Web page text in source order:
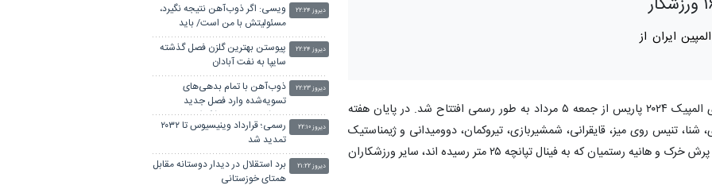
در هفته نخست المپیک ۲۰۲۴ پاریس ۱۶ المپین ایران از
به گزارش ایسنا، سی و سومین دوره بازی‌های المپیک ۲۰۲۴ پاریس از جمعه ۵ مرداد به طور رسمی افتتاح شد. در پایان هفته
شنا، تنیس روی میز، قایقرانی، شمشیربازی، تیروکمان، دوومیدانی و ژیمناستیک
رقابت کردند که به جز مهدی الفتی که به فینال پرش خرک و هانیه رستمیان که به فینال تپانچه ۲۵ متر رسیده اند، سایر ورزشکاران
ویسی: اگر ذوب‌آهن نتیجه نگیرد،
مسئولیتش با من است/ باید
خودمان ستاره بسازیم
دیروز ۲۲:۲۴
پیوستن بهترین گلزن فصل گذشته
سایپا به نفت آبادان
دیروز ۲۲:۲۴
ذوب‌آهن با تمام بدهی‌های
تسویه‌شده وارد فصل جدید
می‌شود/سال‌های شکوفایی
ذوب‌آهن در راه است
دیروز ۲۲:۲۳
رسمی؛ قرارداد وینیسیوس تا ۲۰۳۲
تمدید شد
دیروز ۲۲:۱۰
برد استقلال در دیدار دوستانه مقابل
همتای خوزستانی
دیروز ۲۱:۲۲